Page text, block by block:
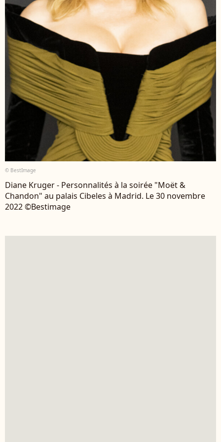
© BestImage
Diane Kruger - Personnalités à la soirée "Moët &
Chandon" au palais Cibeles à Madrid. Le 30 novembre
2022 ©Bestimage